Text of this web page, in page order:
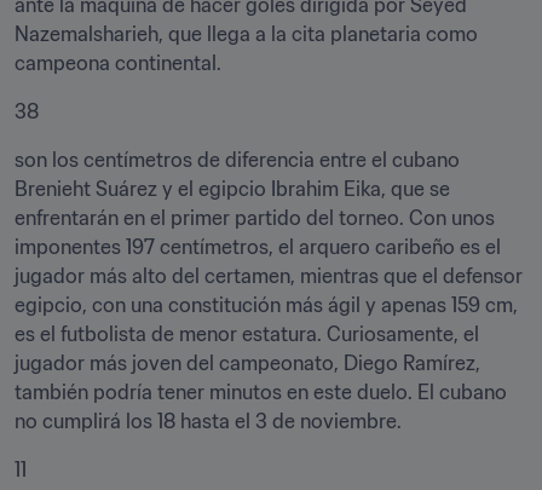
ante la máquina de hacer goles dirigida por Seyed
Nazemalsharieh, que llega a la cita planetaria como
campeona continental.
38
son los centímetros de diferencia entre el cubano
Brenieht Suárez y el egipcio Ibrahim Eika, que se
enfrentarán en el primer partido del torneo. Con unos
imponentes 197 centímetros, el arquero caribeño es el
jugador más alto del certamen, mientras que el defensor
egipcio, con una constitución más ágil y apenas 159 cm,
es el futbolista de menor estatura. Curiosamente, el
jugador más joven del campeonato, Diego Ramírez,
también podría tener minutos en este duelo. El cubano
no cumplirá los 18 hasta el 3 de noviembre.
11